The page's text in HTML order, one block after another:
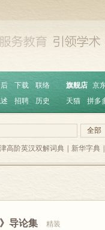
下载
联络
招聘 历史
旗舰店 京
天猫
拼多
全部
高阶英汉双解词典 新华字典
导论集 精装